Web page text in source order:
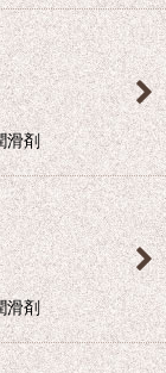
滑剤
滑剤